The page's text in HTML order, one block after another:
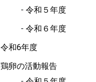
令和５年度
令和６年度
令和6年度
鶏卵の活動報告